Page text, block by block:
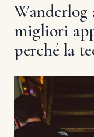
Wanderlog
migliori
perché la